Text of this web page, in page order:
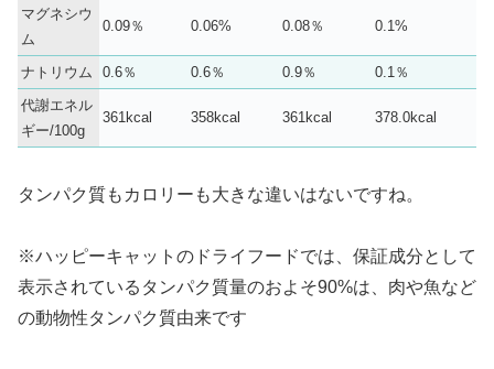
マグネシウ
ム
0.09％ 0.06% 0.08％ 0.1%
ナトリウム 0.6％ 0.6％ 0.9％
0.1％
代謝エネル
ギー/100g
361kcal 358kcal 361kcal 378.0kcal
タンパク質もカロリーも大きな違いはないですね。
※ハッピーキャットのドライフードでは、保証成分として
表示されているタンパク質量のおよそ90%は、肉や魚など
の動物性タンパク質由来です